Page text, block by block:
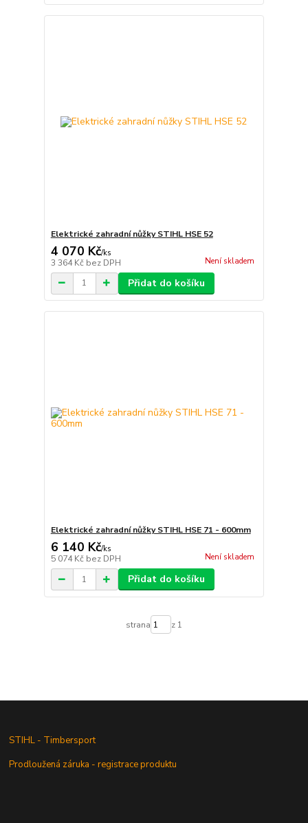
Elektrické zahradní nůžky STIHL HSE 52
4 070 Kč/ks
3 364 Kč bez DPH Není skladem
Přidat do košíku
Elektrické zahradní nůžky STIHL HSE 71 - 600mm
6 140 Kč/ks
5 074 Kč bez DPH Není skladem
Přidat do košíku
strana z 1
STIHL - Timbersport
Prodloužená záruka - registrace produktu